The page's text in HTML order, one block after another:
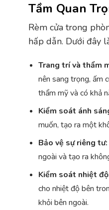
Tầm Quan
Rèm cửa trong
hấp dẫn. Dưới đây
Trang trí và thẩm
nên sang trọng, ấm
thẩm mỹ và có khả
Kiểm soát ánh
muốn, tạo ra một
Bảo vệ sự riêng tư:
ngoài và tạo ra
Kiểm soát nhiệt
cho nhiệt độ bên
khỏi bên ngoài.